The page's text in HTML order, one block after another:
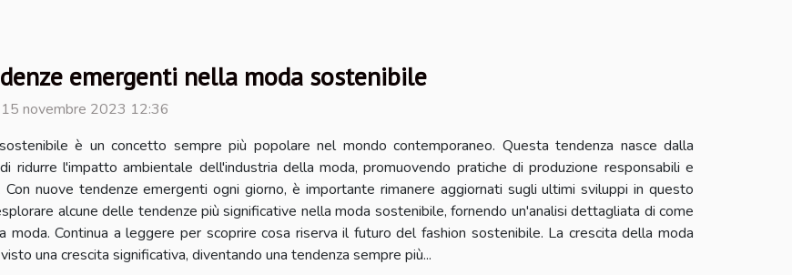
emergenti nella moda sostenibile
novembre 2023 12:36
è un concetto sempre più popolare nel mondo contemporaneo. Questa tendenza nasce dalla
ridurre l'impatto ambientale dell'industria della moda, promuovendo pratiche di produzione responsabili e
Con nuove tendenze emergenti ogni giorno, è importante rimanere aggiornati sugli ultimi sviluppi in questo
alcune delle tendenze più significative nella moda sostenibile, fornendo un'analisi dettagliata di come
Continua a leggere per scoprire cosa riserva il futuro del fashion sostenibile. La crescita della moda
una crescita significativa, diventando una tendenza sempre più...